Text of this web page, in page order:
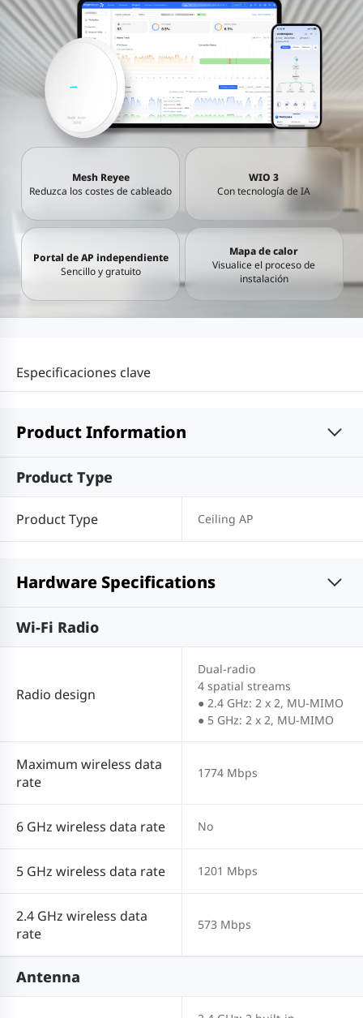
Mesh Reyee
Reduzca los costes de cableado
WIO 3
Con tecnología de IA
Portal de AP independiente
Sencillo y gratuito
Mapa de calor
Visualice el proceso de
instalación
Especificaciones clave
Product Information
Product Type
Product Type Ceiling AP
Hardware Specifications
Wi-Fi Radio
Radio design
Dual-radio
4 spatial streams
● 2.4 GHz: 2 x 2, MU-MIMO
● 5 GHz: 2 x 2, MU-MIMO
Maximum wireless data
rate
1774 Mbps
6 GHz wireless data rate No
5 GHz wireless data rate 1201 Mbps
2.4 GHz wireless data
rate
573 Mbps
Antenna